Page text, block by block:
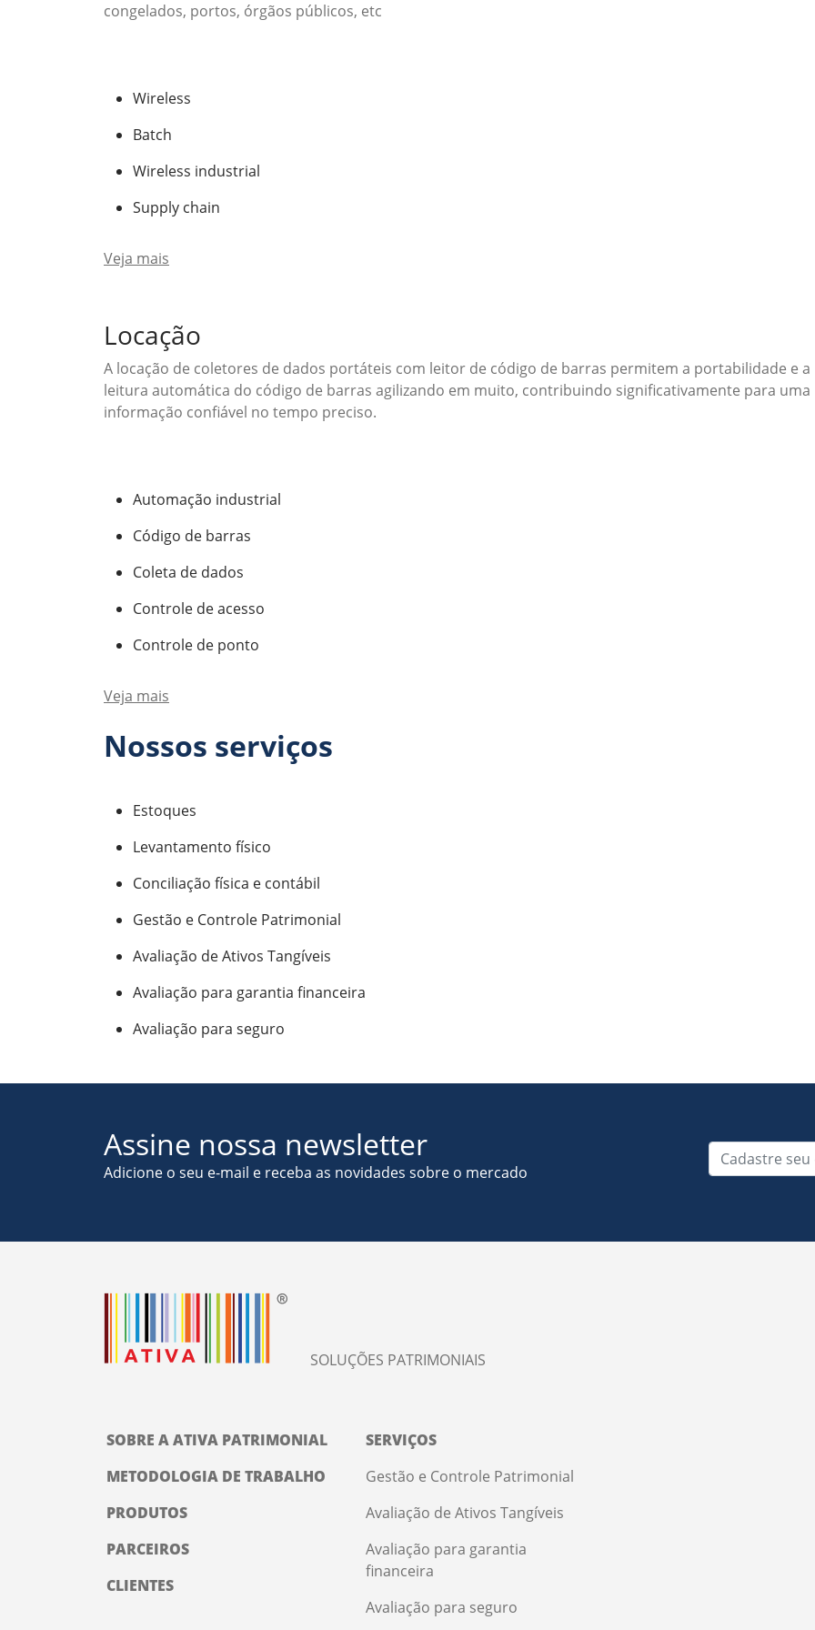
congelados, portos, órgãos públicos, etc
Wireless
Batch
Wireless industrial
Supply chain
Veja mais
Locação
A locação de coletores de dados portáteis com leitor de código de barras permitem a portabilidade e a
leitura automática do código de barras agilizando em muito, contribuindo significativamente para uma
informação confiável no tempo preciso.
Automação industrial
Código de barras
Coleta de dados
Controle de acesso
Controle de ponto
Veja mais
Nossos serviços
Estoques
Levantamento físico
Conciliação física e contábil
Gestão e Controle Patrimonial
Avaliação de Ativos Tangíveis
Avaliação para garantia financeira
Avaliação para seguro
Assine nossa newsletter
Adicione o seu e-mail e receba as novidades sobre o mercado
Cadastre seu
SOLUÇÕES PATRIMONIAIS
SOBRE A ATIVA PATRIMONIAL
METODOLOGIA DE TRABALHO
PRODUTOS
PARCEIROS
CLIENTES
SERVIÇOS
Gestão e Controle Patrimonial
Avaliação de Ativos Tangíveis
Avaliação para garantia
financeira
Avaliação para seguro